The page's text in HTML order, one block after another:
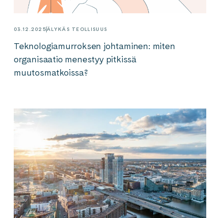
03.12.2025ÄLYKÄS TEOLLISUUS
Teknologiamurroksen johtaminen: miten
organisaatio menestyy pitkissä
muutosmatkoissa?